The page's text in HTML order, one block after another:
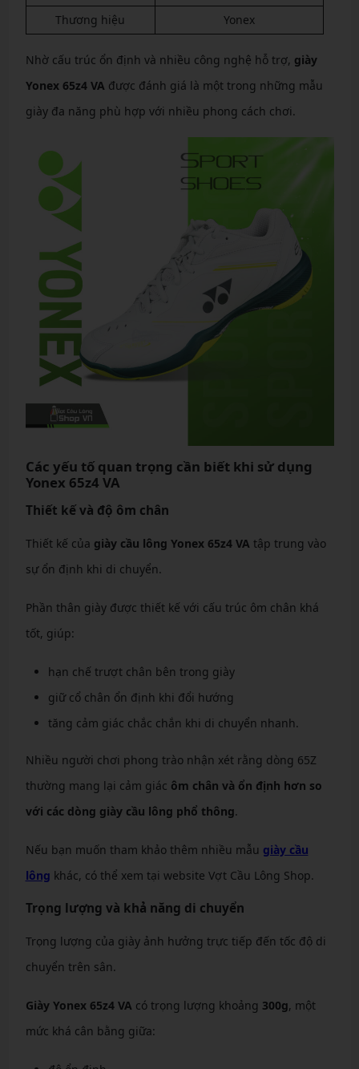
Thương hiệu
Yonex
Nhờ cấu trúc ổn định và nhiều công nghệ hỗ trợ, giày
Yonex 65z4 VA được đánh giá là một trong những mẫu
giày đa năng phù hợp với nhiều phong cách chơi.
Các yếu tố quan trọng cần biết khi sử dụng
Yonex 65z4 VA
Thiết kế và độ ôm chân
Thiết kế của giày cầu lông Yonex 65z4 VA tập trung vào
sự ổn định khi di chuyển.
Phần thân giày được thiết kế với cấu trúc ôm chân khá
tốt, giúp:
hạn chế trượt chân bên trong giày
giữ cổ chân ổn định khi đổi hướng
tăng cảm giác chắc chắn khi di chuyển nhanh.
Nhiều người chơi phong trào nhận xét rằng dòng 65Z
thường mang lại cảm giác ôm chân và ổn định hơn so
với các dòng giày cầu lông phổ thông.
Nếu bạn muốn tham khảo thêm nhiều mẫu giày cầu
lông khác, có thể xem tại website Vợt Cầu Lông Shop.
Trọng lượng và khả năng di chuyển
Trọng lượng của giày ảnh hưởng trực tiếp đến tốc độ di
chuyển trên sân.
Giày Yonex 65z4 VA có trọng lượng khoảng 300g, một
mức khá cân bằng giữa: